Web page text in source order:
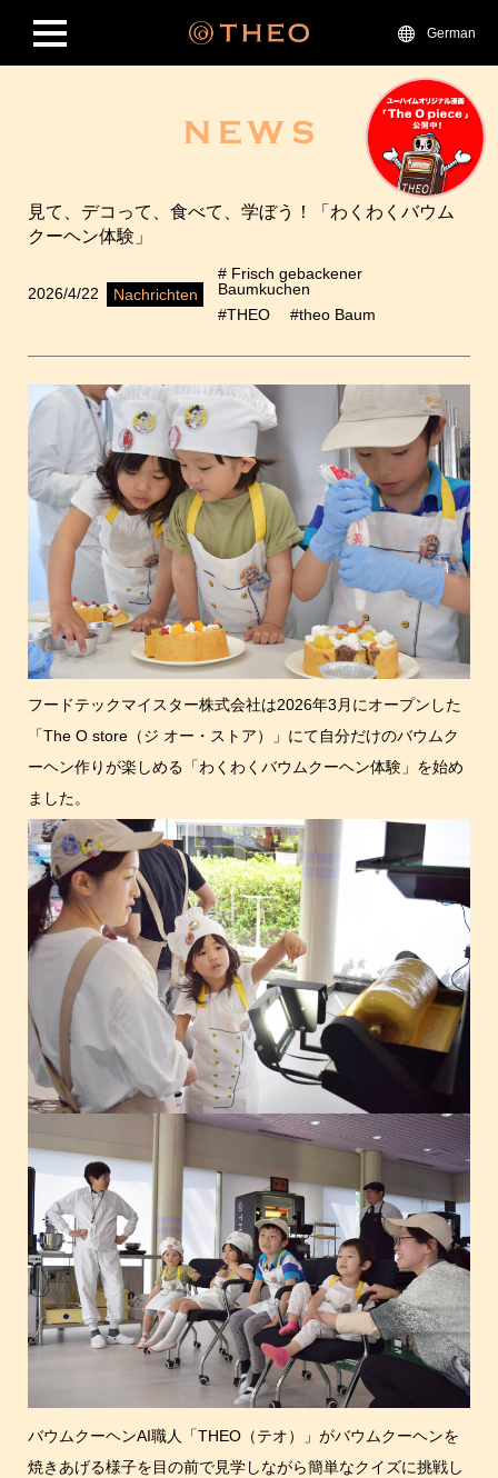
German
見て、デコって、食べて、学ぼう！「わくわくバウム
クーヘン体験」
2026/4/22 Nachrichten
# Frisch gebackener
Baumkuchen
#THEO
#theo Baum
フードテックマイスター株式会社は2026年3月にオープンした
「The O store（ジ オー・ストア）」にて自分だけのバウムク
ーヘン作りが楽しめる「わくわくバウムクーヘン体験」を始め
ました。
バウムクーヘンAI職人「THEO（テオ）」がバウムクーヘンを
焼きあげる様子を目の前で見学しながら簡単なクイズに挑戦し